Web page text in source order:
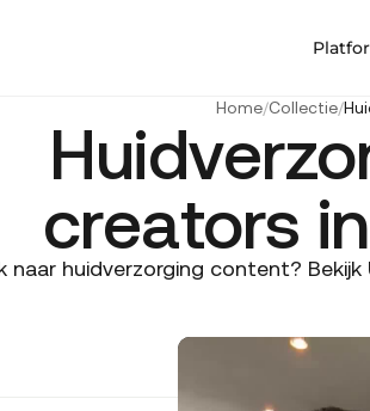
Home/Collectie/
creators
naar huidverzorging content?